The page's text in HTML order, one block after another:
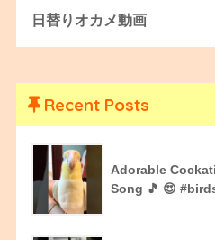
日替りオカメ動画
Recent Posts
Adorable
Song 🎵 😍